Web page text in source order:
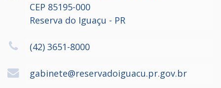
CEP 85195-000
Reserva do Iguaçu - PR
(42) 3651-8000
gabinete@reservadoiguacu.pr.gov.br